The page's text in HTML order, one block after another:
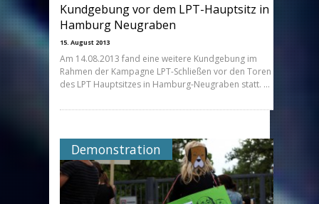
Kundgebung vor dem LPT-Hauptsitz in
Hamburg Neugraben
15. August 2013
Am 14.08.2013 fand eine weitere Kundgebung im
Rahmen der Kampagne LPT-Schließen vor den Toren
des LPT Hauptsitzes in Hamburg-Neugraben statt. …
Demonstration